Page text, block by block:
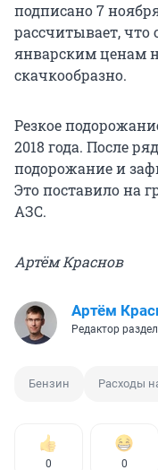
подписано 7
рассчитывает,
январским ценам
скачкообразно.
Резкое
2018 года. После
подорожание и
Это поставило на
АЗС.
Артём Краснов
Артём
Редактор
Бензин Расходы
0 0